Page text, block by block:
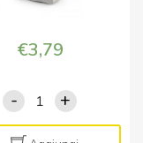
€3,79
-
Contenitore
stagno
+